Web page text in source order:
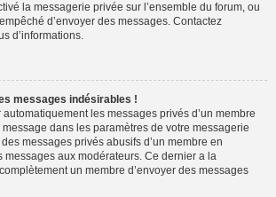
la messagerie privée sur l’ensemble du forum, ou
d’envoyer des messages. Contactez
d’informations.
messages indésirables !
les messages privés d’un membre
dans les paramètres de votre messagerie
messages privés abusifs d’un membre en
messages aux modérateurs. Ce dernier a la
un membre d’envoyer des messages